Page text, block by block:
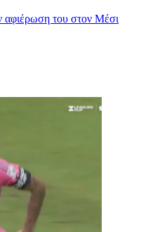
του στον Μέσι